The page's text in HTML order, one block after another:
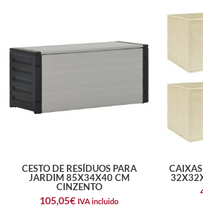
CESTO DE RESÍDUOS PARA
JARDIM 85X34X40 CM
CINZENTO
105,05€ IVA incluido